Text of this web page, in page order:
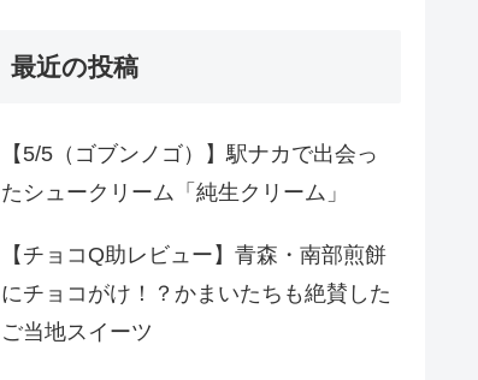
最近の投稿
【5/5（ゴブンノゴ）】駅ナカで出会っ
たシュークリーム「純生クリーム」
【チョコQ助レビュー】青森・南部煎餅
にチョコがけ！？かまいたちも絶賛した
ご当地スイーツ